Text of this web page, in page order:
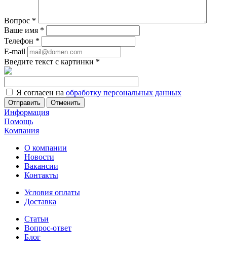
Вопрос *
Ваше имя *
Телефон *
E-mail
Введите текст с картинки *
Я согласен на обработку персональных данных
Отменить
Информация
Помощь
Компания
О компании
Новости
Вакансии
Контакты
Условия оплаты
Доставка
Статьи
Вопрос-ответ
Блог